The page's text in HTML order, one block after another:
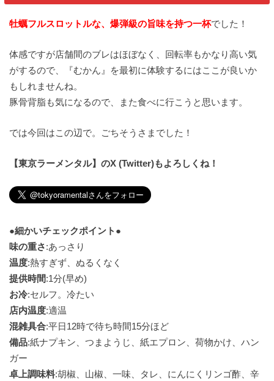
牡蠣フルスロットルな、爆弾級の旨味を持つ一杯でした！
体感ですが店舗間のブレはほぼなく、回転率もかなり高い気
がするので、『むかん』を最初に体験するにはここが良いか
もしれませんね。
豚骨背脂も気になるので、また食べに行こうと思います。
では今回はこの辺で。ごちそうさまでした！
【東京ラーメンタル】のX (Twitter)もよろしくね！
●細かいチェックポイント●
味の重さ:あっさり
温度:熱すぎず、ぬるくなく
提供時間:1分(早め)
お冷:セルフ。冷たい
店内温度:適温
混雑具合:平日12時で待ち時間15分ほど
備品:紙ナプキン、つまようじ、紙エプロン、荷物かけ、ハン
ガー
卓上調味料:胡椒、山椒、一味、タレ、にんにくリンゴ酢、辛